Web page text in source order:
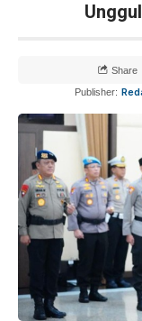
Publisher:
Share